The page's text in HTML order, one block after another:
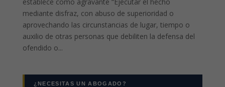
mediante disfraz, con abuso de superioridad o
aprovechando las circunstancias de lugar, tiempo o
auxilio de otras personas que debiliten la defensa del
ofendido o...
¿NECESITAS UN ABOGADO?